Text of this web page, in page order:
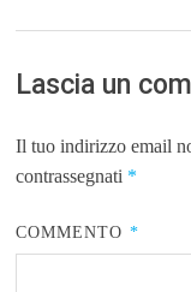
Lascia un
Il tuo indirizzo email
contrassegnati *
COMMENTO *